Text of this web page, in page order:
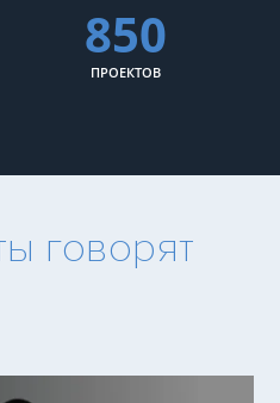
850
ПРОЕКТОВ
говорят